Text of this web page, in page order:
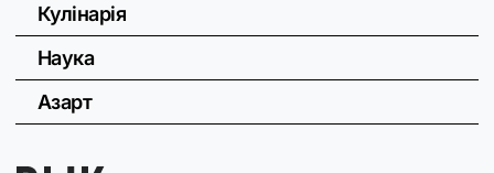
Кулінарія
Наука
Азарт